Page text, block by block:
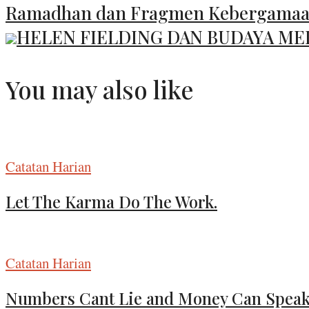
Ramadhan dan Fragmen
HELEN FIELDING DAN BUDAYA
You may also like
Catatan Harian
Let The Karma Do The Work.
Catatan Harian
Numbers Cant Lie and Money Can